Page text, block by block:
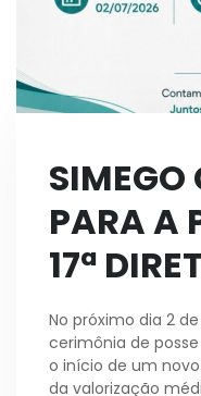
PARA A
17ª
No próximo dia 2
cerimônia de
o início de um
da valorização